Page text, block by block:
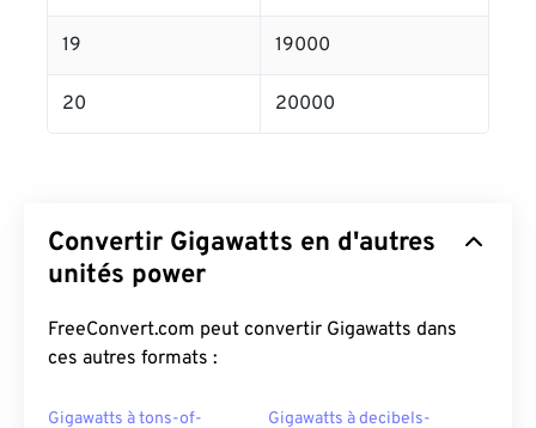
19 19000
20 20000
Convertir Gigawatts en d'autres
unités power
FreeConvert.com peut convertir Gigawatts dans
ces autres formats :
Gigawatts à tons-of- Gigawatts à decibels-